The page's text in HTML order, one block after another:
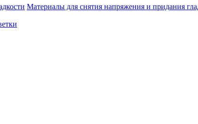
Материалы для снятия напряжения и придания